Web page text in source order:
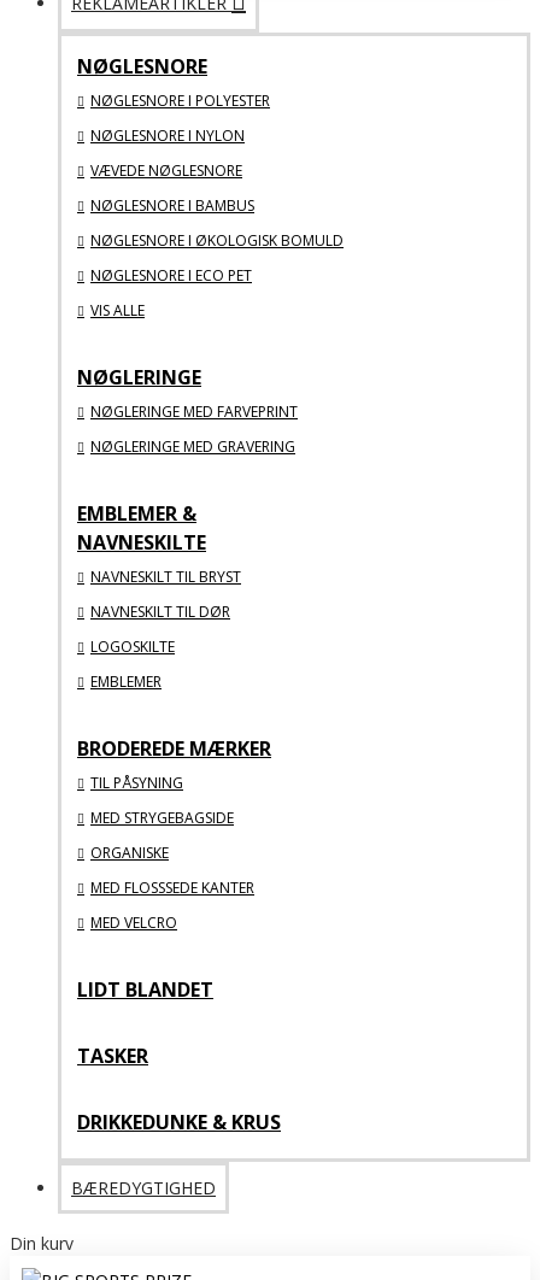
NØGLESNORE
NØGLESNORE I POLYESTER
NØGLESNORE I NYLON
VÆVEDE NØGLESNORE
NØGLESNORE I BAMBUS
NØGLESNORE I ØKOLOGISK BOMULD
NØGLESNORE I ECO PET
VIS ALLE
NØGLERINGE
NØGLERINGE MED FARVEPRINT
NØGLERINGE MED GRAVERING
EMBLEMER &
NAVNESKILTE
NAVNESKILT TIL BRYST
NAVNESKILT TIL DØR
LOGOSKILTE
EMBLEMER
BRODEREDE MÆRKER
TIL PÅSYNING
MED STRYGEBAGSIDE
ORGANISKE
MED FLOSSSEDE KANTER
MED VELCRO
LIDT BLANDET
TASKER
DRIKKEDUNKE & KRUS
BÆREDYGTIGHED
Din kurv